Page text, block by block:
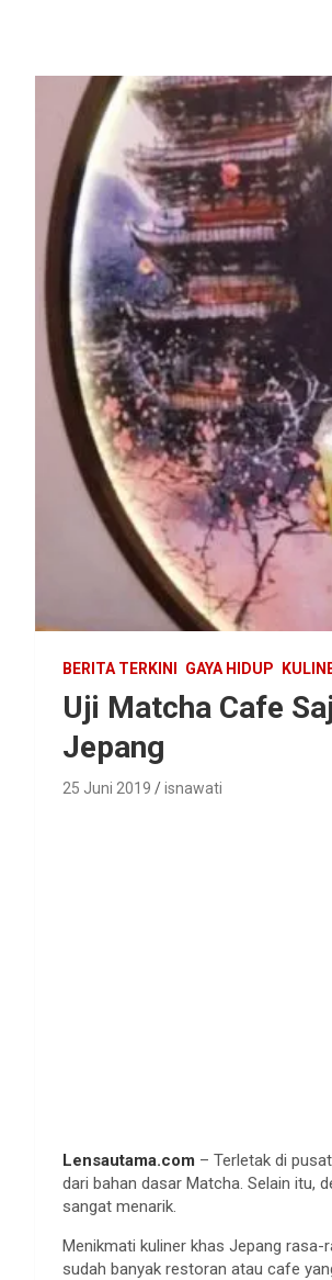
BERITA TERKINI GAYA HIDUP
Uji Matcha Cafe
Jepang
25 Juni 2019 isnawati
Lensautama.com – Terletak di
dari bahan dasar Matcha. Selain itu,
sangat menarik.
Menikmati kuliner khas Jepang
sudah banyak restoran atau cafe